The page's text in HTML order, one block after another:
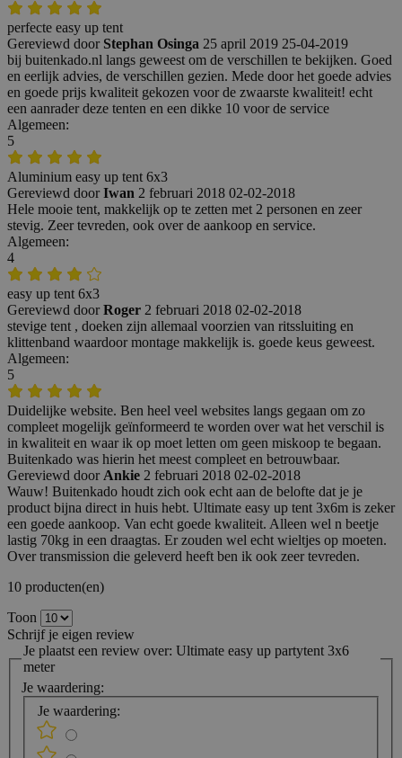
perfecte easy up tent
Gereviewd door Stephan Osinga 25 april 2019 25-04-2019
bij buitenkado.nl langs geweest om de verschillen te bekijken. Goed
en eerlijk advies, de verschillen gezien. Mede door het goede advies
en goede prijs kwaliteit gekozen voor de zwaarste kwaliteit! echt
een aanrader deze tenten en een dikke 10 voor de service
Algemeen:
5
Aluminium easy up tent 6x3
Gereviewd door Iwan 2 februari 2018 02-02-2018
Hele mooie tent, makkelijk op te zetten met 2 personen en zeer
stevig. Zeer tevreden, ook over de aankoop en service.
Algemeen:
4
easy up tent 6x3
Gereviewd door Roger 2 februari 2018 02-02-2018
stevige tent , doeken zijn allemaal voorzien van ritssluiting en
klittenband waardoor montage makkelijk is. goede keus geweest.
Algemeen:
5
Duidelijke website. Ben heel veel websites langs gegaan om zo
compleet mogelijk geïnformeerd te worden over wat het verschil is
in kwaliteit en waar ik op moet letten om geen miskoop te begaan.
Buitenkado was hierin het meest compleet en betrouwbaar.
Gereviewd door Ankie 2 februari 2018 02-02-2018
Wauw! Buitenkado houdt zich ook echt aan de belofte dat je je
product bijna direct in huis hebt. Ultimate easy up tent 3x6m is zeker
een goede aankoop. Van echt goede kwaliteit. Alleen wel n beetje
lastig 70kg in een draagtas. Er zouden wel echt wieltjes op moeten.
Over transmission die geleverd heeft ben ik ook zeer tevreden.
10 producten(en)
Toon
Schrijf je eigen review
Je plaatst een review over: Ultimate easy up partytent 3x6
meter
Je waardering:
Je waardering: